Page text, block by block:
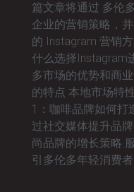
篇文章将通过 多伦
企业的营销策略，
的 Instagram 营销
什么选择Instagram
多市场的优势和商
的特点 本地市场特
1：咖啡品牌如何打
过社交媒体提升品
尚品牌的增长策略
引多伦多年轻消费者